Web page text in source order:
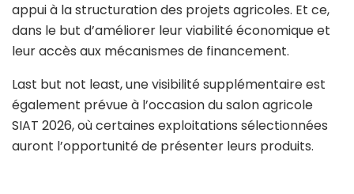
appui à la structuration des projets agricoles. Et ce,
dans le but d’améliorer leur viabilité économique et
leur accès aux mécanismes de financement.
Last but not least, une visibilité supplémentaire est
également prévue à l’occasion du salon agricole
SIAT 2026, où certaines exploitations sélectionnées
auront l’opportunité de présenter leurs produits.